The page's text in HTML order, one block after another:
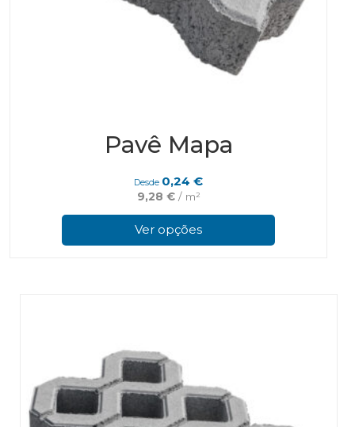
Pavê Mapa
Desde 0,24€
9,28 €/ m²
Ver opções